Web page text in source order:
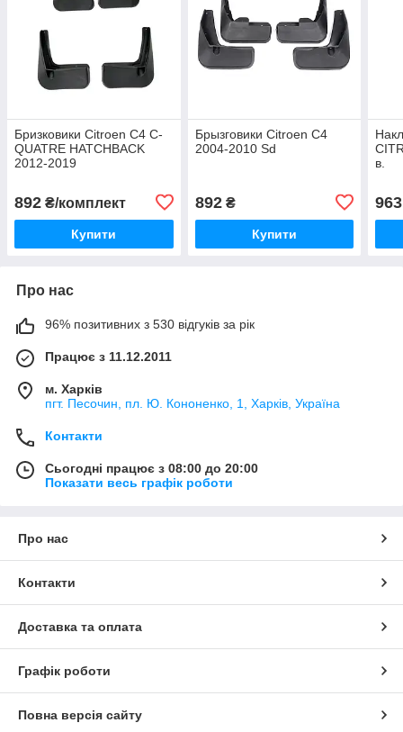
Бризковики Citroen C4 C-
QUATRE HATCHBACK
2012-2019
892 ₴/комплект
Купити
Брызговики Citroen C4
2004-2010 Sd
892₴
Купити
в.
Про нас
96% позитивних з 530 відгуків за рік
Працює з 11.12.2011
м. Харків
пгт. Песочин, пл. Ю. Кононенко, 1, Харків, Україна
Контакти
Сьогодні працює з 08:00 до 20:00
Показати весь графік роботи
Про нас
Контакти
Доставка та оплата
Графік роботи
Повна версія сайту